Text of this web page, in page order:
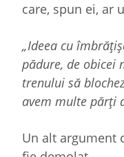
care, spun ei, ar
„Ideea cu
pădure, de obicei
trenului să
avem multe părți
Un alt argument